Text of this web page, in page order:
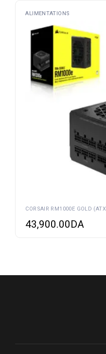
ALIMENTATIONS
CORSAIR RM1000E GOLD
43,900.00DA